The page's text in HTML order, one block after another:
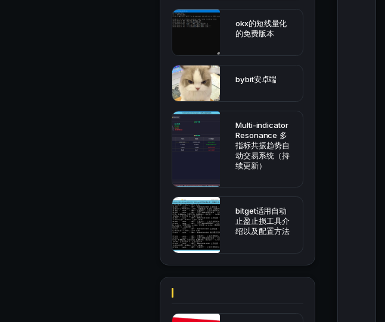
okx的短线量化
的免费版本
bybit安卓端
Multi-indicator
Resonance 多
指标共振趋势自
动交易系统（持
续更新）
bitget适用自动
止盈止损工具介
绍以及配置方法